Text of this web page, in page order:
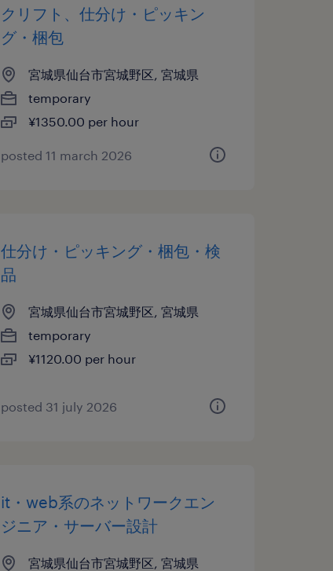
クリフト、仕分け・ピッキン
グ・梱包
宮城県仙台市宮城野区, 宮城県
temporary
¥1350.00 per hour
posted 11 march 2026
仕分け・ピッキング・梱包・検
品
宮城県仙台市宮城野区, 宮城県
temporary
¥1120.00 per hour
posted 31 july 2026
it・web系のネットワークエン
ジニア・サーバー設計
宮城県仙台市宮城野区, 宮城県